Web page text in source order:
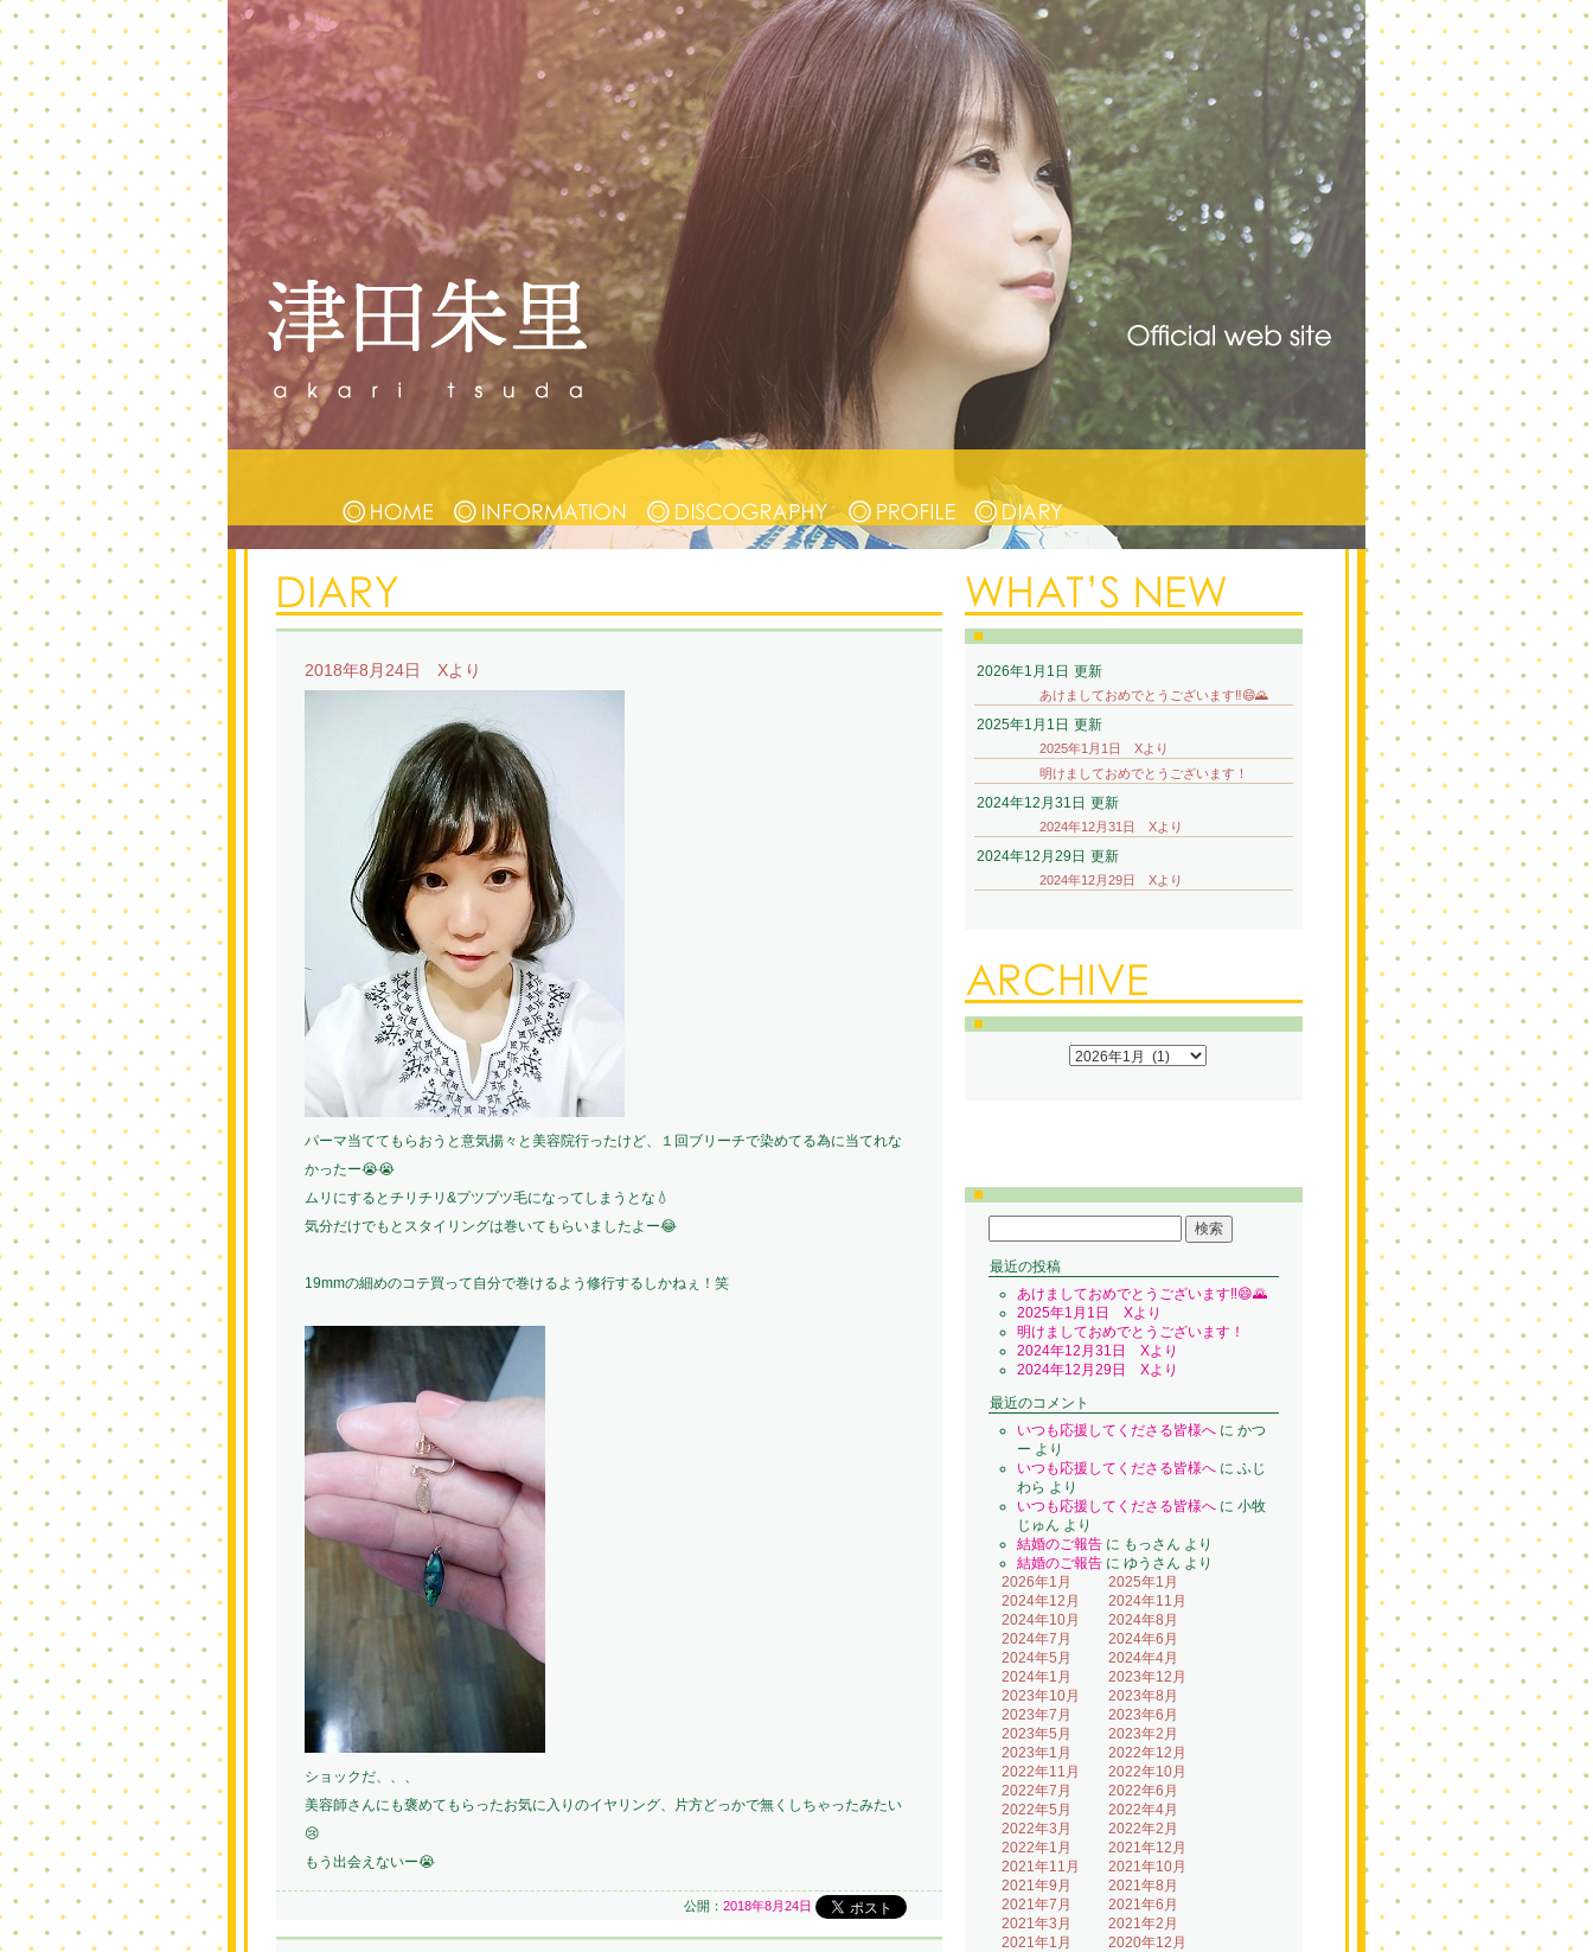
2018年8月24日 Xより
パーマ当ててもらおうと意気揚々と美容院行ったけど、１回ブリーチで染めてる為に当てれな
かったー😭😭
ムリにするとチリチリ&プツプツ毛になってしまうとな💧
気分だけでもとスタイリングは巻いてもらいましたよー😂
19mmの細めのコテ買って自分で巻けるよう修行するしかねぇ！笑
ショックだ、、、
美容師さんにも褒めてもらったお気に入りのイヤリング、片方どっかで無くしちゃったみたい
😢
もう出会えないー😭
公開： 2018年8月24日
2026年1月1日 更新
あけましておめでとうございます‼️😄🌄
2025年1月1日 更新
2025年1月1日 Xより
明けましておめでとうございます！
2024年12月31日 更新
2024年12月31日 Xより
2024年12月29日 更新
2024年12月29日 Xより
索:
最近の投稿
あけましておめでとうございます‼️😄🌄
2025年1月1日 Xより
明けましておめでとうございます！
2024年12月31日 Xより
2024年12月29日 Xより
最近のコメント
いつも応援してくださる皆様へ に かつ
ー より
いつも応援してくださる皆様へ に ふじ
わら より
いつも応援してくださる皆様へ に 小牧
じゅん より
結婚のご報告 に もっさん より
結婚のご報告 に ゆうさん より
2026年1月
2025年1月
2024年12月
2024年11月
2024年10月
2024年8月
2024年7月
2024年6月
2024年5月
2024年4月
2024年1月
2023年12月
2023年10月
2023年8月
2023年7月
2023年6月
2023年5月
2023年2月
2023年1月
2022年12月
2022年11月
2022年10月
2022年7月
2022年6月
2022年5月
2022年4月
2022年3月
2022年2月
2022年1月
2021年12月
2021年11月
2021年10月
2021年9月
2021年8月
2021年7月
2021年6月
2021年3月
2021年2月
2021年1月
2020年12月